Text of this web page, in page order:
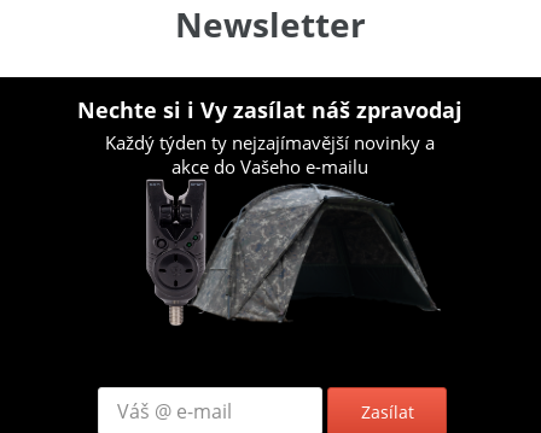
Newsletter
Nechte si i Vy zasílat náš zpravodaj
Každý týden ty nejzajímavější novinky a
akce do Vašeho e-mailu
Zasílat